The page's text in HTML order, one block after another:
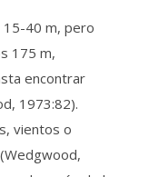
15-40 m, pero
175 m,
encontrar
1973:82).
vientos o